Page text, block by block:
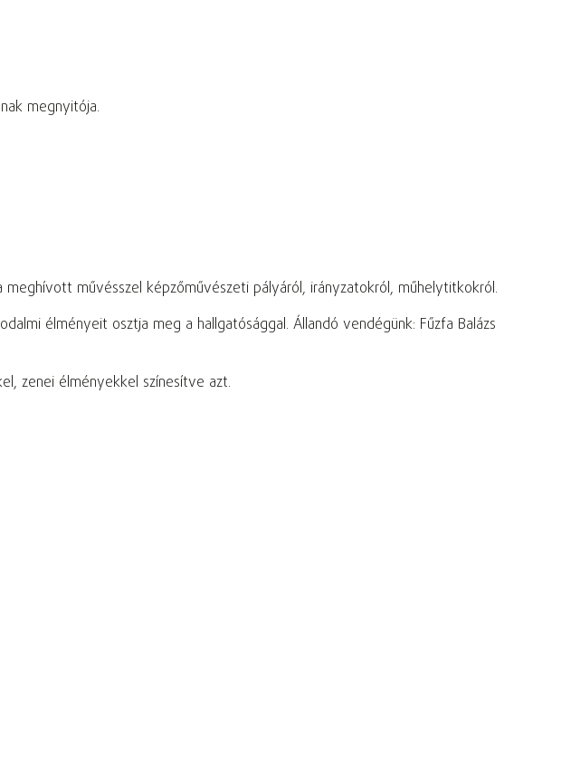
megnyitója.
művésszel képzőművészeti pályáról, irányzatokról, műhelytitkokról.
élményeit osztja meg a hallgatósággal. Állandó vendégünk: Fűzfa Balázs
zenei élményekkel színesítve azt.